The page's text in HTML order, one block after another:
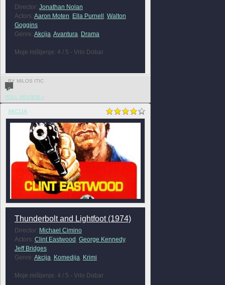
Director: Jonathan Nolan
Actors: Aaron Moten Ella Purnell Walton
Goggins
Genre: Akcija Avantura Drama
Moje mišljenje: 4 / 5 - Vrlo Dobar
BY MILOS ITIC
0
FULL REVIEW »
AKCIJA
Thunderbolt and Lightfoot (1974)
Director: Michael Cimino
Actors: Clint Eastwood George Kennedy,
Jeff Bridges
Genre: Akcija Komedija Krimi
Moje mišljenje: 4 / 5 - Vrlo Dobar